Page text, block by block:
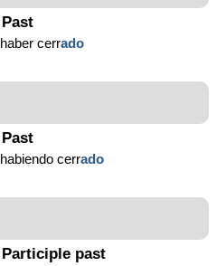
Past
haber cerrado
Past
habiendo cerrado
Participle past